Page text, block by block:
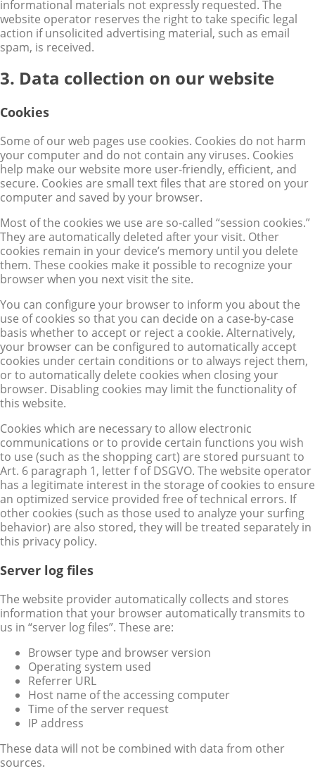
informational materials not expressly requested. The
website operator reserves the right to take specific legal
action if unsolicited advertising material, such as email
spam, is received.
3. Data collection on our website
Cookies
Some of our web pages use cookies. Cookies do not harm
your computer and do not contain any viruses. Cookies
help make our website more user-friendly, efficient, and
secure. Cookies are small text files that are stored on your
computer and saved by your browser.
Most of the cookies we use are so-called “session cookies.”
They are automatically deleted after your visit. Other
cookies remain in your device’s memory until you delete
them. These cookies make it possible to recognize your
browser when you next visit the site.
You can configure your browser to inform you about the
use of cookies so that you can decide on a case-by-case
basis whether to accept or reject a cookie. Alternatively,
your browser can be configured to automatically accept
cookies under certain conditions or to always reject them,
or to automatically delete cookies when closing your
browser. Disabling cookies may limit the functionality of
this website.
Cookies which are necessary to allow electronic
communications or to provide certain functions you wish
to use (such as the shopping cart) are stored pursuant to
Art. 6 paragraph 1, letter f of DSGVO. The website operator
has a legitimate interest in the storage of cookies to ensure
an optimized service provided free of technical errors. If
other cookies (such as those used to analyze your surfing
behavior) are also stored, they will be treated separately in
this privacy policy.
Server log files
The website provider automatically collects and stores
information that your browser automatically transmits to
us in “server log files”. These are:
Browser type and browser version
Operating system used
Referrer URL
Host name of the accessing computer
Time of the server request
IP address
These data will not be combined with data from other
sources.